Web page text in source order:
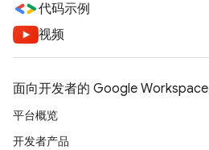
代码示例
视频
面向开发者的 Google Workspace
平台概览
开发者产品